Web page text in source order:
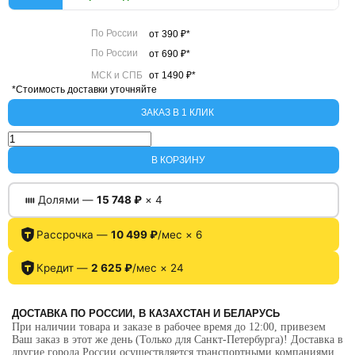
По России
от 390 ₽*
По России
от 690 ₽*
МСК и СПБ
от 1490 ₽*
*Стоимость доставки уточняйте
ЗАКАЗ В 1 КЛИК
Количество
товара
Moza
AB9
джойстиком
MH16
Flightstick
В КОРЗИНУ
Долями — 15 748 ₽× 4
Рассрочка — 10 499 ₽/мес × 6
Кредит — 2 625 ₽/мес × 24
ДОСТАВКА ПО РОССИИ, В КАЗАХСТАН И БЕЛАРУСЬ
При наличии товара и заказе в рабочее время до 12:00, привезем
Ваш заказ в этот же день (Только для Санкт-Петербурга)! Доставка в
другие города России осуществляется транспортными компаниями